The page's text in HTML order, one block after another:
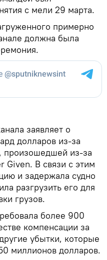
с мели 29 марта.
примерно
должна была
заявляет о
долларов из-за
произошедшей из-за
Given. В связи с этим
и задержала судно
разгрузить его для
грузов.
более 900
компенсации за
убытки, которые
миллионов долларов.